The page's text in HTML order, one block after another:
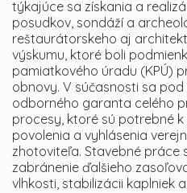
týkajúce sa získania a
posudkov, sondáží a
reštaurátorskeho aj
výskumu, ktoré boli
pamiatkového úradu (KPÚ)
obnovy. V súčasnosti sa
odborného garanta celého
procesy, ktoré sú potrebné
povolenia a vyhlásenia
zhotoviteľa. Stavebné práce
zabránenie ďalšieho
vlhkosti, stabilizácii kaplniek